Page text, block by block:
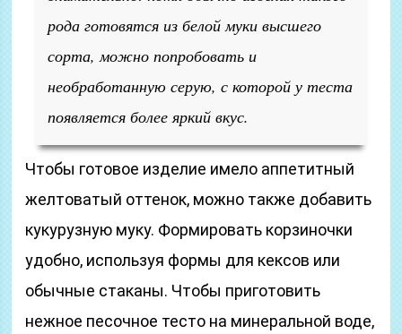
рода готовятся из белой муки высшего
сорта, можно попробовать и
необработанную серую, с которой у теста
появляется более яркий вкус.
Чтобы готовое изделие имело аппетитный
желтоватый оттенок, можно также добавить
кукурузную муку. Формировать корзиночки
удобно, используя формы для кексов или
обычные стаканы. Чтобы приготовить
нежное песочное тесто на минеральной воде,